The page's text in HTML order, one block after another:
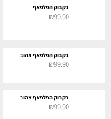
בקבוק הפלפאף
₪99.90
בקבוק הפלפאף צהוב
₪99.90
בקבוק הפלפאף צהוב
₪99.90